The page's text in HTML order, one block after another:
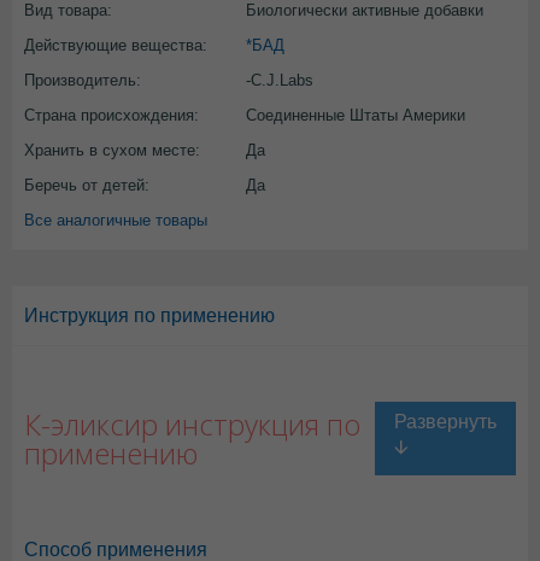
Вид товара:
Биологически активные добавки
Действующие вещества:
*БАД
Производитель:
-C.J.Labs
Страна происхождения:
Соединенные Штаты Америки
Хранить в сухом месте:
Да
Беречь от детей:
Да
Все аналогичные товары
Инструкция по применению
К-эликсир инструкция по
применению
Способ применения